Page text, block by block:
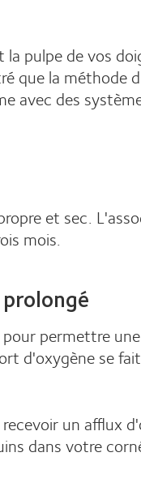
pulpe de vos
que la méthode
avec des
et sec.
mois.
permettre
d'oxygène se
un afflux
dans votre